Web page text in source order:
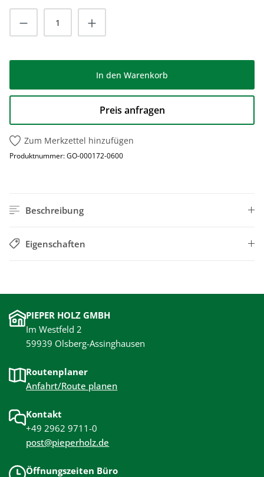
Produkt Anzahl: Gib den gewünschten
In den Warenkorb
Preis anfragen
Zum Merkzettel hinzufügen
Produktnummer:GO-000172-0600
Beschreibung
Eigenschaften
PIEPER HOLZ GMBH
Im Westfeld 2
59939 Olsberg-Assinghausen
Routenplaner
Anfahrt/Route planen
Kontakt
+49 2962 9711-0
post@pieperholz.de
Öffnungszeiten Büro